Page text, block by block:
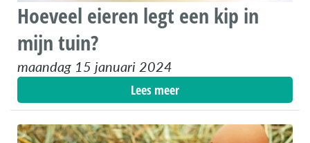
Hoeveel eieren legt een kip in
mijn tuin?
maandag 15 januari 2024
Lees meer